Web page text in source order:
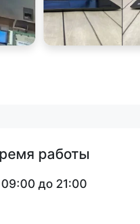
работы
до 21:00